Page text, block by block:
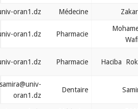
benzian.zakaria@univ-oran1.dz
benzianmed.wafid@univ-oran1.dz
benzina.haciba@univ-oran1.dz
benzoubara.samira@univ-